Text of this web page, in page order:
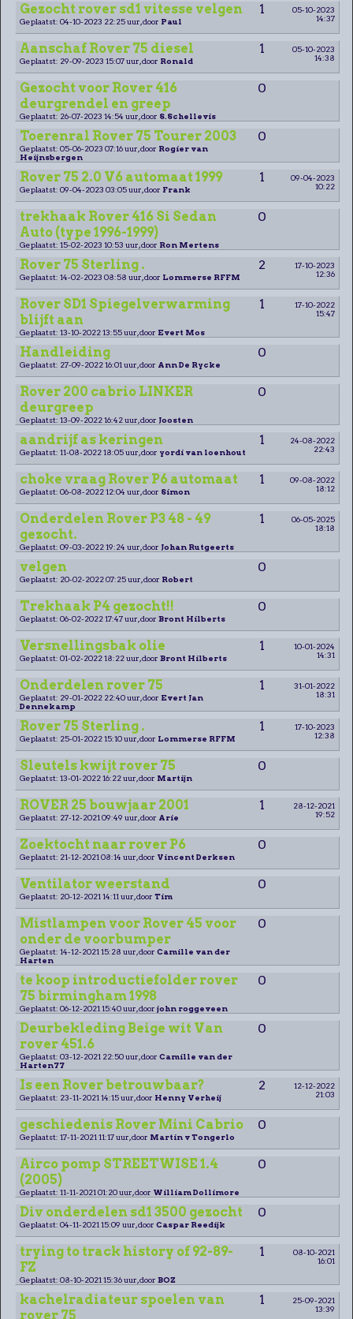
Gezocht rover sd1 vitesse velgen 1
05-10-2023
14:37
Geplaatst: 04-10-2023 22:25 uur, door Paul
Aanschaf Rover 75 diesel 1
05-10-2023
14:38
Geplaatst: 29-09-2023 15:07 uur, door Ronald
Gezocht voor Rover 416
deurgrendel en greep
0
Geplaatst: 26-07-2023 14:54 uur, door S.Schellevis
Toerenral Rover 75 Tourer 2003 0
Geplaatst: 05-06-2023 07:16 uur, door Rogier van
Heijnsbergen
Rover 75 2.0 V6 automaat 1999 1
09-04-2023
10:22
Geplaatst: 09-04-2023 03:05 uur, door Frank
trekhaak Rover 416 Si Sedan
Auto (type 1996-1999)
0
Geplaatst: 15-02-2023 10:53 uur, door Ron Mertens
Rover 75 Sterling . 2
17-10-2023
12:36
Geplaatst: 14-02-2023 08:58 uur, door Lommerse RFFM
Rover SD1 Spiegelverwarming
blijft aan
1
17-10-2022
15:47
Geplaatst: 13-10-2022 13:55 uur, door Evert Mos
Handleiding 0
Geplaatst: 27-09-2022 16:01 uur, door Ann De Rycke
Rover 200 cabrio LINKER
deurgreep
0
Geplaatst: 13-09-2022 16:42 uur, door Joosten
aandrijf as keringen 1
24-08-2022
22:43
Geplaatst: 11-08-2022 18:05 uur, door yordi van loenhout
choke vraag Rover P6 automaat 1
09-08-2022
18:12
Geplaatst: 06-08-2022 12:04 uur, door Simon
Onderdelen Rover P3 48 - 49
gezocht.
1
06-05-2025
18:18
Geplaatst: 09-03-2022 19:24 uur, door Johan Rutgeerts
velgen 0
Geplaatst: 20-02-2022 07:25 uur, door Robert
Trekhaak P4 gezocht!! 0
Geplaatst: 06-02-2022 17:47 uur, door Bront Hilberts
Versnellingsbak olie 1
10-01-2024
14:31
Geplaatst: 01-02-2022 18:22 uur, door Bront Hilberts
Onderdelen rover 75 1
31-01-2022
18:31
Geplaatst: 29-01-2022 22:40 uur, door Evert Jan
Dennekamp
Rover 75 Sterling . 1
17-10-2023
12:38
Geplaatst: 25-01-2022 15:10 uur, door Lommerse RFFM
Sleutels kwijt rover 75 0
Geplaatst: 13-01-2022 16:22 uur, door Martijn
ROVER 25 bouwjaar 2001 1
28-12-2021
19:52
Geplaatst: 27-12-2021 09:49 uur, door Arie
Zoektocht naar rover P6 0
Geplaatst: 21-12-2021 08:14 uur, door Vincent Derksen
Ventilator weerstand 0
Geplaatst: 20-12-2021 14:11 uur, door Tim
Mistlampen voor Rover 45 voor
onder de voorbumper
0
Geplaatst: 14-12-2021 15:28 uur, door Camille van der
Harten
te koop introductiefolder rover
75 birmingham 1998
0
Geplaatst: 06-12-2021 15:40 uur, door john roggeveen
Deurbekleding Beige wit Van
rover 451.6
0
Geplaatst: 03-12-2021 22:50 uur, door Camille van der
Harten77
Is een Rover betrouwbaar? 2
12-12-2022
21:03
Geplaatst: 23-11-2021 14:15 uur, door Henny Verheij
geschiedenis Rover Mini Cabrio 0
Geplaatst: 17-11-2021 11:17 uur, door Martin v Tongerlo
Airco pomp STREETWISE 1.4
(2005)
0
Geplaatst: 11-11-2021 01:20 uur, door William Dollimore
Div onderdelen sd1 3500 gezocht 0
Geplaatst: 04-11-2021 15:09 uur, door Caspar Reedijk
trying to track history of 92-89-
FZ
1
08-10-2021
16:01
Geplaatst: 08-10-2021 15:36 uur, door BOZ
kachelradiateur spoelen van
rover 75
1
25-09-2021
13:39